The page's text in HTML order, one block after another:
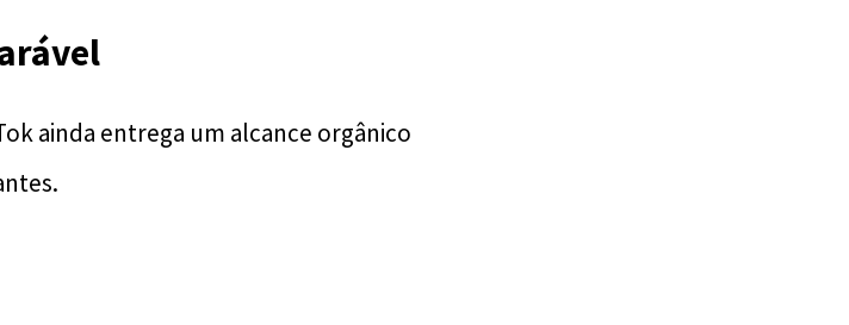
ainda entrega um alcance orgânico